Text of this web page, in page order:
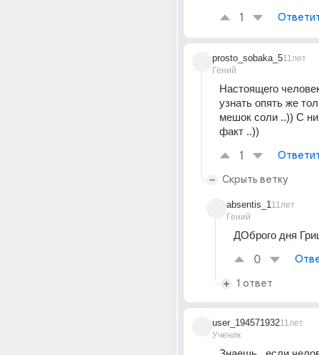
1
prosto_sobaka_5
Гений
11лет
Настоящего
узнать опять же
мешок соли ..)) С
факт ..))
1
Скрыть ветку
absentis_1
Гений
11лет
ДОброго дня
0
1 ответ
user_194571932
Ученик
11лет